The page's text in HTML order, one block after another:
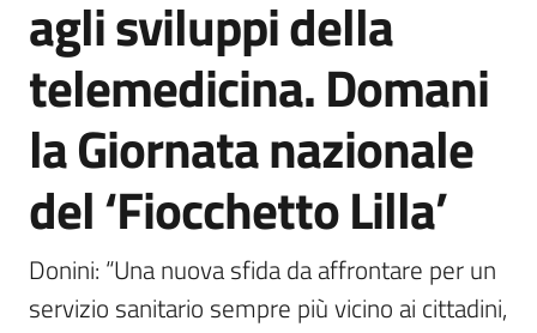
agli sviluppi della
telemedicina. Domani
la Giornata nazionale
del ‘Fiocchetto Lilla’
Donini: “Una nuova sfida da affrontare per un
servizio sanitario sempre più vicino ai cittadini,